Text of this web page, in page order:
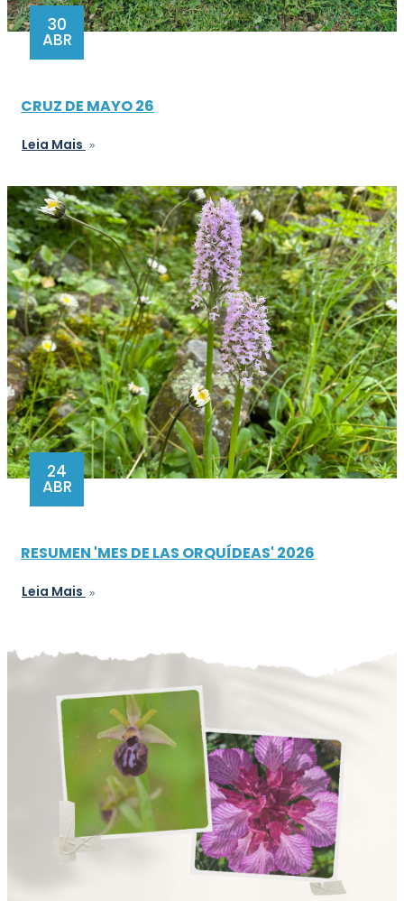
30
ABR
CRUZ DE MAYO 26
Leia Mais
24
ABR
RESUMEN 'MES DE LAS ORQUÍDEAS' 2026
Leia Mais